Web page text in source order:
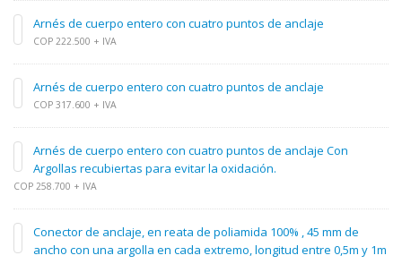
Arnés de cuerpo entero con cuatro puntos de anclaje
COP 222.500 + IVA
Arnés de cuerpo entero con cuatro puntos de anclaje
COP 317.600 + IVA
Arnés de cuerpo entero con cuatro puntos de anclaje Con
Argollas recubiertas para evitar la oxidación.
COP 258.700 + IVA
Conector de anclaje, en reata de poliamida 100% , 45 mm de
ancho con una argolla en cada extremo, longitud entre 0,5m y 1m